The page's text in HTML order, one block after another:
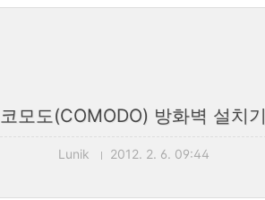
코모도(COMODO) 방화벽 설치기
Lunik 2012. 2. 6. 09:44